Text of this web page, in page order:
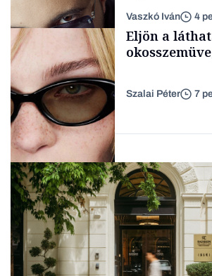
Content Lab HUB
Forbes-sztori
kimondani
Vaszkó Iván 4
AI
Eljön a
Szalai Péter 7